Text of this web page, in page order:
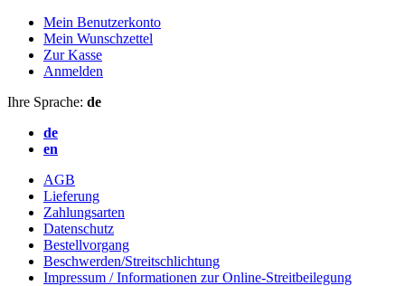
Mein Benutzerkonto
Mein Wunschzettel
Zur Kasse
Anmelden
Ihre Sprache: de
de
en
AGB
Lieferung
Zahlungsarten
Datenschutz
Bestellvorgang
Beschwerden/Streitschlichtung
Impressum / Informationen zur Online-Streitbeilegung